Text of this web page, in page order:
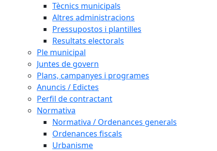
Tècnics municipals
Altres administracions
Pressupostos i plantilles
Resultats electorals
Ple municipal
Juntes de govern
Plans, campanyes i programes
Anuncis / Edictes
Perfil de contractant
Normativa
Normativa / Ordenances generals
Ordenances fiscals
Urbanisme